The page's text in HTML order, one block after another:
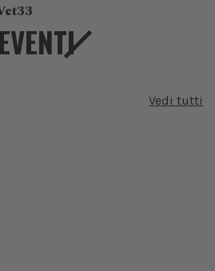
EVENTI
Vedi tutti